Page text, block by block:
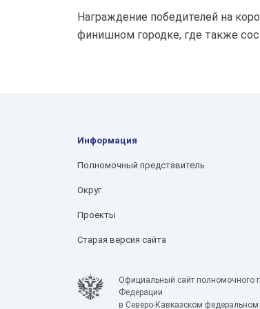
Награждение победителей на
финишном городке, где также
Информация
Полномочный представитель
Округ
Проекты
Старая версия сайта
Официальный сайт полномочного
Федерации
в Северо-Кавказском федеральном